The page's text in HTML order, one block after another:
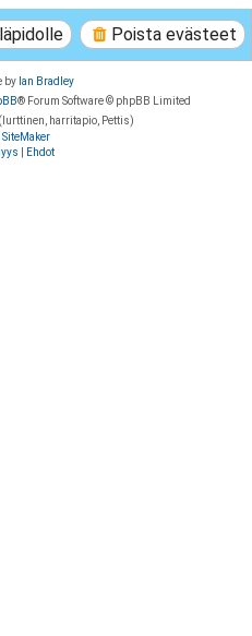
Poista evästeet
by Ian Bradley
® Forum Software © phpBB Limited
harritapio, Pettis)
Ehdot